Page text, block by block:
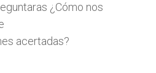
¿Cómo nos
acertadas?